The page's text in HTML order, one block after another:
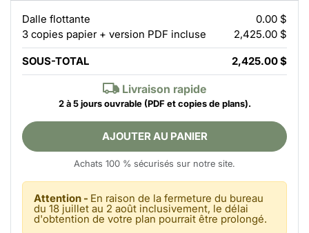
Dalle flottante
0.00 $
3 copies papier + version PDF incluse
2,425.00 $
SOUS-TOTAL 2,425.00 $
Livraison rapide
2 à 5 jours ouvrable(PDF et copies de plans).
AJOUTER AU PANIER
Achats 100 % sécurisés sur notre site.
Attention - En raison de la fermeture du bureau
du 18 juillet au 2 août inclusivement, le délai
d'obtention de votre plan pourrait être prolongé.